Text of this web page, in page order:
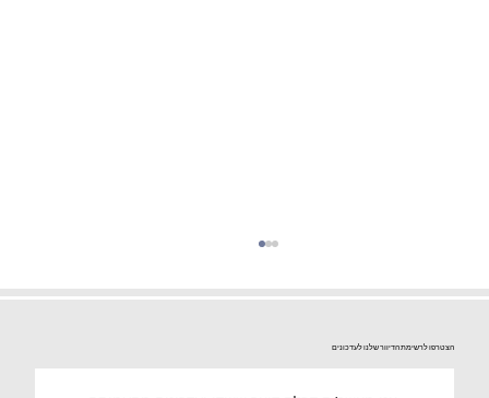
הצטרפו לרשימת הדיוור שלנו לעדכונים